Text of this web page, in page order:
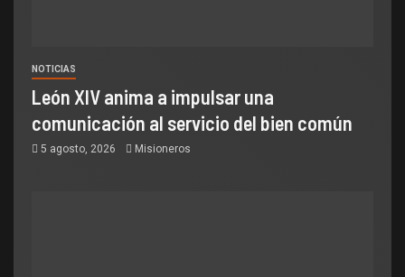
NOTICIAS
León XIV anima a impulsar una
comunicación al servicio del bien común
5 agosto, 2026 Misioneros